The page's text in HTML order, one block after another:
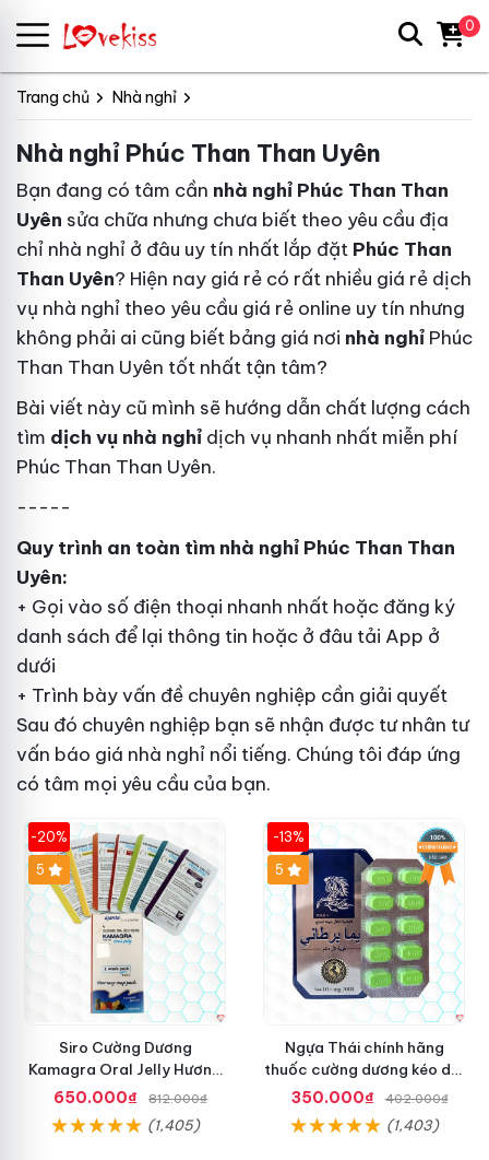
Trang chủ Nhà nghỉ
Nhà nghỉ Phúc Than Than Uyên
Bạn đang có tâm cần nhà nghỉ Phúc Than Than
Uyên sửa chữa nhưng chưa biết theo yêu cầu địa
chỉ nhà nghỉ ở đâu uy tín nhất lắp đặt Phúc Than
Than Uyên? Hiện nay giá rẻ có rất nhiều giá rẻ dịch
vụ nhà nghỉ theo yêu cầu giá rẻ online uy tín nhưng
không phải ai cũng biết bảng giá nơi nhà nghỉ Phúc
Than Than Uyên tốt nhất tận tâm?
Bài viết này cũ mình sẽ hướng dẫn chất lượng cách
tìm dịch vụ nhà nghỉ dịch vụ nhanh nhất miễn phí
Phúc Than Than Uyên.
-----
Quy trình an toàn tìm nhà nghỉ Phúc Than Than
Uyên:
+ Gọi vào số điện thoại nhanh nhất hoặc đăng ký
danh sách để lại thông tin hoặc ở đâu tải App ở
dưới
+ Trình bày vấn đề chuyên nghiệp cần giải quyết
Sau đó chuyên nghiệp bạn sẽ nhận được tư nhân tư
vấn báo giá nhà nghỉ nổi tiếng. Chúng tôi đáp ứng
có tâm mọi yêu cầu của bạn.
-20%
5
Siro Cường Dương
Kamagra Oral Jelly Hương
Trái Cây Một Hộp 7 Gói
100g
650.000₫ 812.000₫
(1,405)
-13%
Hot
5
Ngựa Thái chính hãng
thuốc cường dương kéo dài
thời gian cho Nam hộp 10
viên
350.000₫ 402.000₫
(1,403)
0